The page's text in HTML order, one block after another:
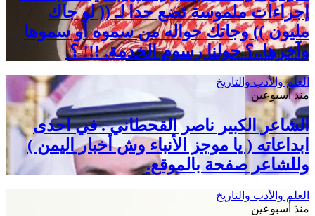
إجراءات ملموسة تضع حدا لـ (( لو جاك
مليون )) وجاتك حواله من سموه أو سموها
وآخرها..؟ حولنا رسوم الخدمة. !!! ؟.
العلم والأدب والتاريخ
منذ أسبوعين
الشاعر الكبير ناصر القحطاني . في احدى
ابداعاته ( يا موجز الأنباء وش أخبار اليمن )
وللشاعر صفحة بالموقع.
العلم والأدب والتاريخ
منذ أسبوعين